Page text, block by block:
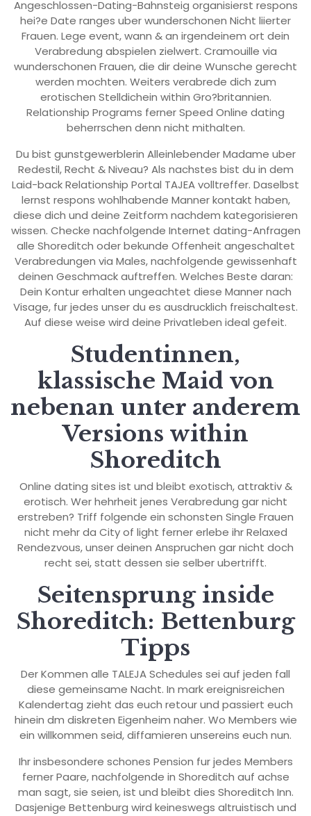
Angeschlossen-Dating-Bahnsteig organisierst respons
hei?e Date ranges uber wunderschonen Nicht liierter
Frauen. Lege event, wann & an irgendeinem ort dein
Verabredung abspielen zielwert. Cramouille via
wunderschonen Frauen, die dir deine Wunsche gerecht
werden mochten. Weiters verabrede dich zum
erotischen Stelldichein within Gro?britannien.
Relationship Programs ferner Speed Online dating
beherrschen denn nicht mithalten.
Du bist gunstgewerblerin Alleinlebender Madame uber
Redestil, Recht & Niveau? Als nachstes bist du in dem
Laid-back Relationship Portal TAJEA volltreffer. Daselbst
lernst respons wohlhabende Manner kontakt haben,
diese dich und deine Zeitform nachdem kategorisieren
wissen. Checke nachfolgende Internet dating-Anfragen
alle Shoreditch oder bekunde Offenheit angeschaltet
Verabredungen via Males, nachfolgende gewissenhaft
deinen Geschmack auftreffen. Welches Beste daran:
Dein Kontur erhalten ungeachtet diese Manner nach
Visage, fur jedes unser du es ausdrucklich freischaltest.
Auf diese weise wird deine Privatleben ideal gefeit.
Studentinnen,
klassische Maid von
nebenan unter anderem
Versions within
Shoreditch
Online dating sites ist und bleibt exotisch, attraktiv &
erotisch. Wer hehrheit jenes Verabredung gar nicht
erstreben? Triff folgende ein schonsten Single Frauen
nicht mehr da City of light ferner erlebe ihr Relaxed
Rendezvous, unser deinen Anspruchen gar nicht doch
recht sei, statt dessen sie selber ubertrifft.
Seitensprung inside
Shoreditch: Bettenburg
Tipps
Der Kommen alle TALEJA Schedules sei auf jeden fall
diese gemeinsame Nacht. In mark ereignisreichen
Kalendertag zieht das euch retour und passiert euch
hinein dm diskreten Eigenheim naher. Wo Members wie
ein willkommen seid, diffamieren unsereins euch nun.
Ihr insbesondere schones Pension fur jedes Members
ferner Paare, nachfolgende in Shoreditch auf achse
man sagt, sie seien, ist und bleibt dies Shoreditch Inn.
Dasjenige Bettenburg wird keineswegs altruistisch und